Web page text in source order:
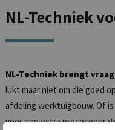
NL-Techniek
NL-Techniek brengt
lukt maar niet om die goed
afdeling werktuigbouw. Of
voor een extra